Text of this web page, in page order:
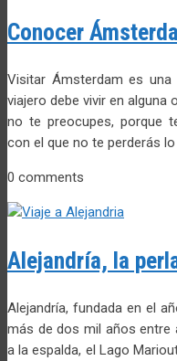
Conocer
Visitar Ámsterdam es
viajero debe vivir en alguna
no te preocupes, porque
con el que no te perderás
0 comments
Alejandría, la
Alejandría, fundada en el
más de dos mil años entre
a la espalda, el Lago